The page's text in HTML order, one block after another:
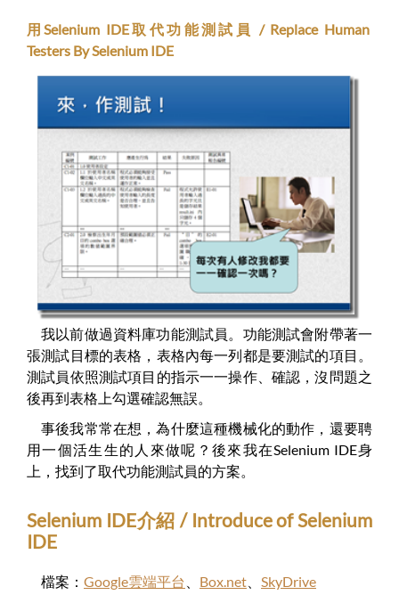
用Selenium IDE取代功能測試員 / Replace Human
Testers By Selenium IDE
我以前做過資料庫功能測試員。功能測試會附帶著一
張測試目標的表格，表格內每一列都是要測試的項目。
測試員依照測試項目的指示一一操作、確認，沒問題之
後再到表格上勾選確認無誤。
事後我常常在想，為什麼這種機械化的動作，還要聘
用一個活生生的人來做呢？後來我在Selenium IDE身
上，找到了取代功能測試員的方案。
Selenium IDE介紹 / Introduce of Selenium
IDE
檔案： Google雲端平台 Box.net SkyDrive